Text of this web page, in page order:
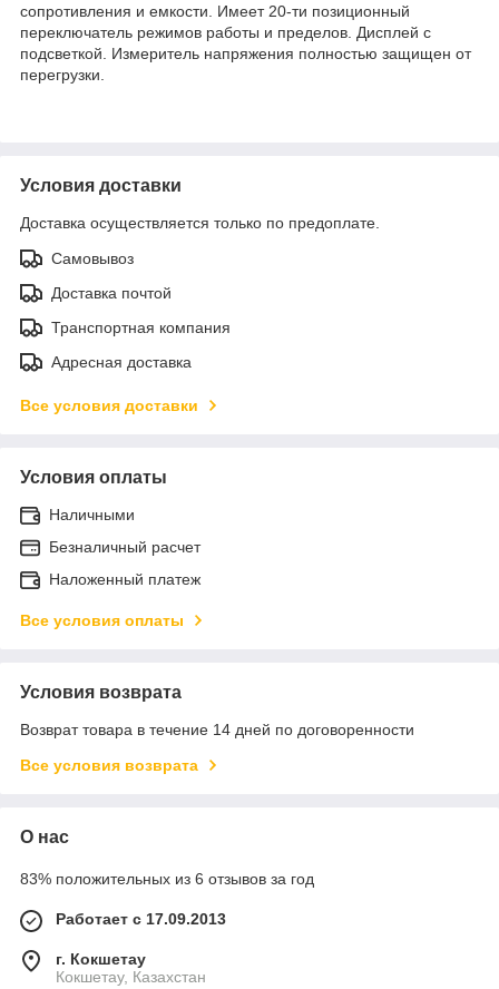
сопротивления и емкости. Имеет 20-ти позиционный
переключатель режимов работы и пределов. Дисплей с
подсветкой. Измеритель напряжения полностью защищен от
перегрузки.
Условия доставки
Доставка осуществляется только по предоплате.
Самовывоз
Доставка почтой
Транспортная компания
Адресная доставка
Все условия доставки
Условия оплаты
Наличными
Безналичный расчет
Наложенный платеж
Все условия оплаты
Условия возврата
Возврат товара в течение 14 дней по договоренности
Все условия возврата
О нас
83% положительных из 6 отзывов за год
Работает с 17.09.2013
г. Кокшетау
Кокшетау, Казахстан